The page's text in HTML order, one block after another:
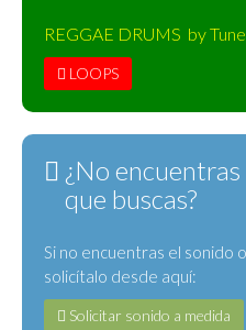
REGGAE DRUMS by
LOOPS
¿No encuentras
que buscas?
Si no encuentras el sonido
solicítalo desde aquí:
Solicitar sonido a medida